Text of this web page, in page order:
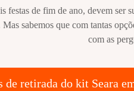
festas de fim de ano, devem ser
sabemos que com tantas
com as
de retirada do kit Seara